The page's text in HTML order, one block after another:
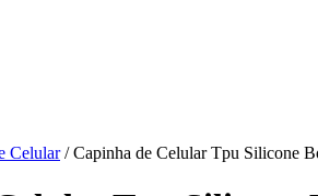
Celular/ Capinha de Celular Tpu Silicone